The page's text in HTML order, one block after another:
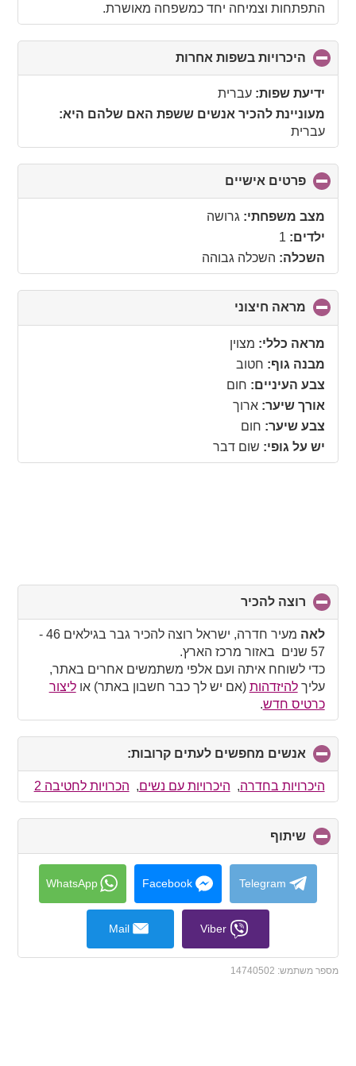
התפתחות וצמיחה יחד כמשפחה מאושרת.
היכרויות בשפות אחרות
to
ידיעת שפות: עברית
מעוניינת להכיר אנשים ששפת האם שלהם היא:
עברית
פרטים אישיים
to
collapse
מצב משפחתי: גרושה
ילדים: 1
השכלה: השכלה גבוהה
מראה חיצוני
to
collapse
contents
מראה כללי: מצוין
מבנה גוף: חטוב
צבע העיניים: חום
אורך שיער: ארוך
צבע שיער: חום
יש על גופי: שום דבר
רוצה להכיר
to
collapse
contents
לאה
מעיר חדרה, ישראל רוצה להכיר גבר בגילאים 46 -
57 שנים באזור מרכז הארץ.
כדי לשוחח איתה ועם אלפי משתמשים אחרים באתר,
עליךלהיזדהות (אם יש לך כבר חשבון באתר) אוליצור
כרטיס חדש.
אנשים מחפשים לעתים קרובות:
to
collapse
contents
היכרויות בחדרה, היכרויות עם נשים, הכרויות לחטיבה 2
שיתוף
to
collapse
contents
Telegram
Facebook
WhatsApp
Viber
Mail
מספר משתמש: 14740502